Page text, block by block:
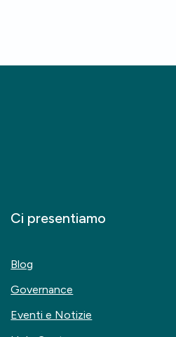
Ci presentiamo
Blog
Governance
Eventi e Notizie